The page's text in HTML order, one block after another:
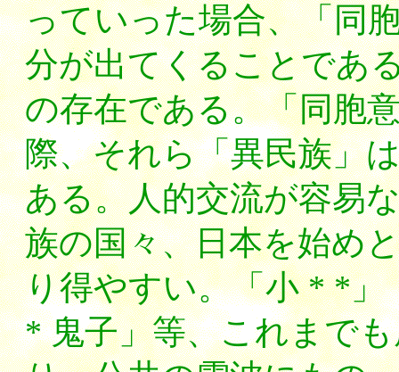
っていった場合、「同
分が出てくることであ
の存在である。「同胞
際、それら「異民族」
ある。人的交流が容易
族の国々、日本を始め
り得やすい。「小 * *
* 鬼子」等、これまで